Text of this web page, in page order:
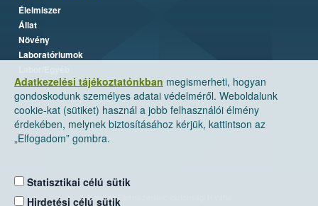
Adatkezelési tájékoztatónkban megismerheti, hogyan
gondoskodunk személyes adatai védelméről. Weboldalunk
cookie-kat (sütiket) használ a jobb felhasználói élmény
érdekében, melynek biztosításához kérjük, kattintson az
„Elfogadom” gombra.
Statisztikai célú sütik
Hirdetési célú sütik
Élelmiszer
Állat
Növény
Laboratóriumok
Nemzeti Élelmiszerlánc-biztonsági Hivatal